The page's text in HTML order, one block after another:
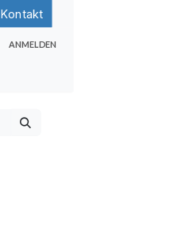
Kontakt
ANMELDEN